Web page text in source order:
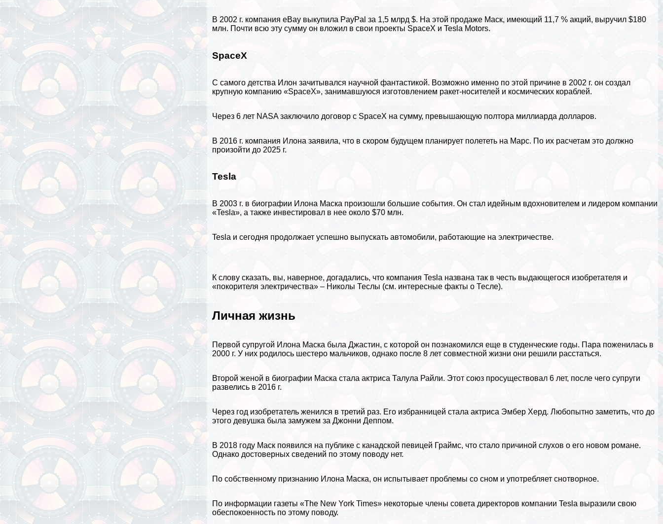
В 2002 г. компания eBay выкупила PayPal за 1,5 млрд $. На этой продаже Маск, имеющий 11,7 % акций, выручил $180
млн. Почти всю эту сумму он вложил в свои проекты SpaceX и Tesla Motors.
SpaceX
С самого детства Илон зачитывался научной фантастикой. Возможно именно по этой причине в 2002 г. он создал
крупную компанию «SpaceX», занимавшуюся изготовлением paкет-носителей и космических кораблей.
Через 6 лет NASA заключило договор с SpaceX на сумму, превышающую полтора миллиарда долларов.
В 2016 г. компания Илона заявила, что в скором будущем планирует полететь на Марс. По их расчетам это должно
произойти до 2025 г.
Tesla
В 2003 г. в биографии Илона Маска произошли большие события. Он стал идейным вдохновителем и лидером компании
«Tesla», а также инвестировал в нее около $70 млн.
Tesla и сегодня продолжает успешно выпускатьавтомобили, работающие на электричестве.
К слову сказать, вы, наверное, догадались, что компания Tesla названа так в честь выдающегося изобретателя и
«покорителя электричества» – Николы Теслы (см. интересные факты о Тесле).
Личная жизнь
Первой супругой Илона Маска была Джастин, с которой он познакомился еще в студенческие годы. Пара поженилась в
2000 г. У них родилось шестеро мальчиков, однако после 8 лет совместной жизни они решили расстаться.
Второй женой в биографии Маска стала актриса Талула Райли. Этот союз просуществовал 6 лет, после чего супруги
развелись в 2016 г.
Через год изобретатель женился в третий раз. Его избранницей стала актриса Эмбер Херд. Любопытно заметить, что до
этого дeвyшка была замужем заДжонни Деппом.
В 2018 году Маск появился на публике с канадской певицей Граймс, что стало причиной слухов о его новом романе.
Однако достоверных сведений по этому поводу нет.
По собственному признанию Илона Маска, он испытывает проблемы со сном и употрeбляет снотворное.
По информации газеты «The New York Times» некоторые члeны совета директоров компании Tesla выразили свою
обеспокоенность по этому поводу.